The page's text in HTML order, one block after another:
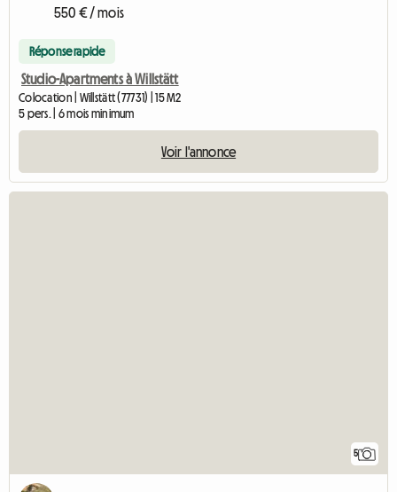
550 € / mois
Réponse rapide
Studio-Apartments à Willstätt
Colocation | Willstätt (77731) | 15 M2
5 pers. | 6 mois minimum
Voir l'annonce
5